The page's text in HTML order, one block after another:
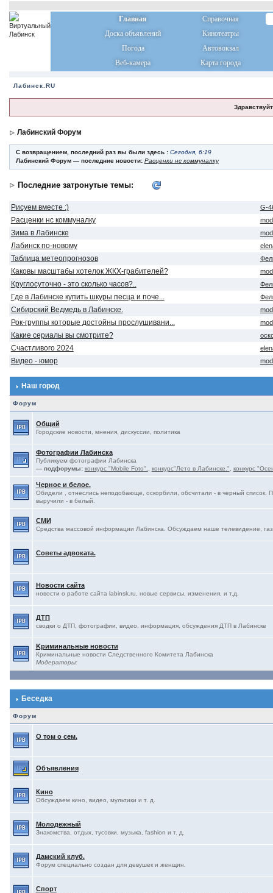
Главная
Справочная
Доска объявлений
Кинотеатры
Погода
Автовокзал
Веб-камера
Карта города
Лабинск.RU
Лабинский Форум
С возвращением, последний раз вы были здесь : Сегодня, 6:19
Лабинский Форум — последние новости: Расценки нс коммуналку
Последние затронутые темы:
Рисуем вместе :) G-
Расценки нс коммуналку
Зима в Лабинске
Лабинск по-новому
Таблица метеопрогнозов
Каковы масштабы хотелок ЖКХ-грабителей?
Круглосуточно - это сколько часов?..
Где в Лабинске купить шкуры песца и поче...
Сибирский Ведмедь в Лабинске.
Рок-группы которые достойны прослушивани...
Какие сериалы вы смотрите?
Счастливого 2024
Видео - юмор
Наш город
Форум
Общий
Городские новости, мнения, дискуссии, политика
Фотографии Лабинска
Публикуем фотографии Лабинска
— подфорумы: конкурс "Mobile Foto". конкурс"Лето в Лабинске." конкурс
Черное и белое.
Обидели , отнеслись неподобающе, оскорбили, обсчитали - в черный список.
выручили - в белый.
СМИ
Средства массовой информации Лабинска. Обсуждаем наше телевидение,
Советы адвоката.
Новости сайта
новости о работе сайта labinsk.ru, новые сервисы, изменения, и т.д.
ДТП
сводки о ДТП, фотографии, видео, информация, обсуждения ДТП в Лабинске
Kриминальные новости
Криминальные новости Следственного Комитета Лабинска
Модераторы:
Беседка
Форум
О том о сем.
Объявления
Кино
Обсуждаем кино, видео, мультики и т. д.
Молодежный
Знакомства, отдых, тусовки, музыка, fashion и т. д.
Дамский клуб.
Форум специально создан для девушек и женщин.
Спорт